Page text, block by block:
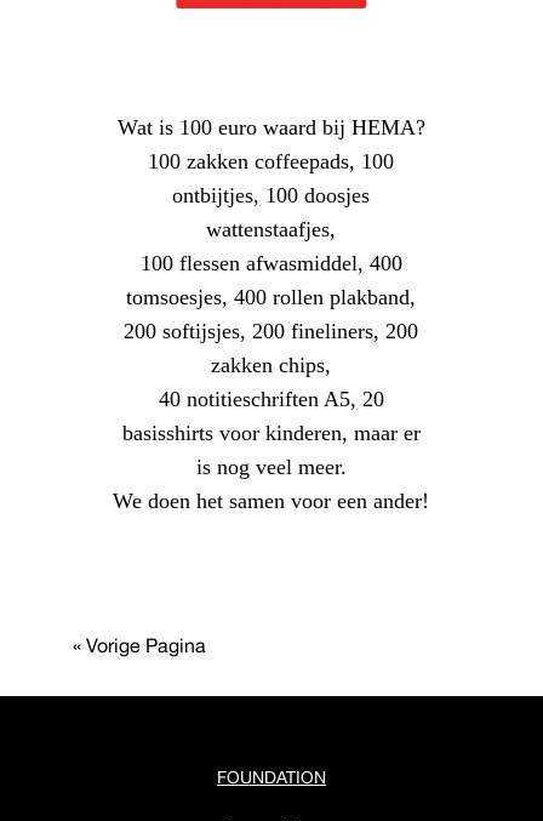
Wat is 100 euro waard bij HEMA?
100 zakken coffeepads, 100
ontbijtjes, 100 doosjes
wattenstaafjes,
100 flessen afwasmiddel, 400
tomsoesjes, 400 rollen plakband,
200 softijsjes, 200 fineliners, 200
zakken chips,
40 notitieschriften A5, 20
basisshirts voor kinderen, maar er
is nog veel meer.
We doen het samen voor een ander!
« Vorige Pagina
FOUNDATION